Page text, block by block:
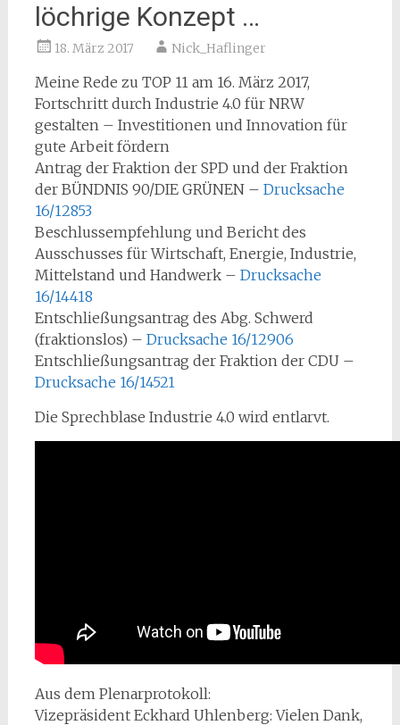
löchrige Konzept …
18. März 2017 Nick_Haflinger
Meine Rede zu TOP 11 am 16. März 2017,
Fortschritt durch Industrie 4.0 für NRW
gestalten – Investitionen und Innovation für
gute Arbeit fördern
Antrag der Fraktion der SPD und der Fraktion
der BÜNDNIS 90/DIE GRÜNEN – Drucksache
16/12853
Beschlussempfehlung und Bericht des
Ausschusses für Wirtschaft, Energie, Industrie,
Mittelstand und Handwerk – Drucksache
16/14418
Entschließungsantrag des Abg. Schwerd
(fraktionslos) – Drucksache 16/12906
Entschließungsantrag der Fraktion der CDU –
Drucksache 16/14521
Die Sprechblase Industrie 4.0 wird entlarvt.
Aus dem Plenarprotokoll:
Vizepräsident Eckhard Uhlenberg: Vielen Dank,